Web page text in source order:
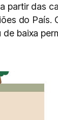
partir das
do País.
baixa